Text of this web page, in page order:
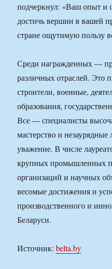
подчеркнул: «Ваш опыт и
достичь вершин в вашей
стране ощутимую пользу
Среди награжденных —
различных отраслей. Это
строители, военные,
образования,
Все — специалисты
мастерство и
уважение. В числе
крупных промышленных
организаций и научных
весомые достижения и
производственного и
Беларуси.
Источник:belta.by